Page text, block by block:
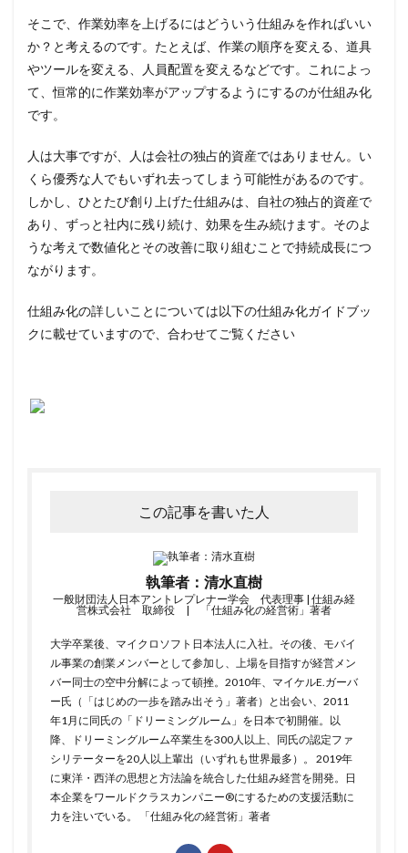
そこで、作業効率を上げるにはどういう仕組みを作ればいい
か？と考えるのです。たとえば、作業の順序を変える、道具
やツールを変える、人員配置を変えるなどです。これによっ
て、恒常的に作業効率がアップするようにするのが仕組み化
です。
人は大事ですが、人は会社の独占的資産ではありません。い
くら優秀な人でもいずれ去ってしまう可能性があるのです。
しかし、ひとたび創り上げた仕組みは、自社の独占的資産で
あり、ずっと社内に残り続け、効果を生み続けます。そのよ
うな考えで数値化とその改善に取り組むことで持続成長につ
ながります。
仕組み化の詳しいことについては以下の仕組み化ガイドブッ
クに載せていますので、合わせてご覧ください
この記事を書いた人
執筆者：清水直樹
一般財団法人日本アントレプレナー学会 代表理事 | 仕組み経
営株式会社 取締役 | 「仕組み化の経営術」著者
大学卒業後、マイクロソフト日本法人に入社。その後、モバイ
ル事業の創業メンバーとして参加し、上場を目指すが経営メン
バー同士の空中分解によって頓挫。2010年、マイケルE.ガーバ
ー氏（「はじめの一歩を踏み出そう」著者）と出会い、2011
年1月に同氏の「ドリーミングルーム」を日本で初開催。以
降、ドリーミングルーム卒業生を300人以上、同氏の認定ファ
シリテーターを20人以上輩出（いずれも世界最多）。 2019年
に東洋・西洋の思想と方法論を統合した仕組み経営を開発。日
本企業をワールドクラスカンパニー®にするための支援活動に
力を注いでいる。
「仕組み化の経営術」 著者